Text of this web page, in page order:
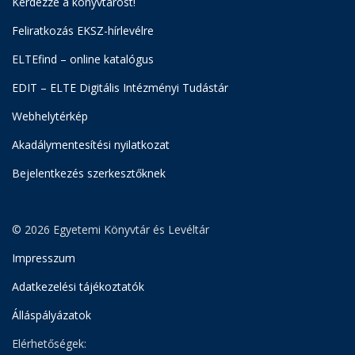
Feliratkozás EKSZ-hírlevélre
ELTEfind – online katalógus
EDIT – ELTE Digitális Intézményi Tudástár
Webhelytérkép
Akadálymentesítési nyilatkozat
Bejelentkezés szerkesztőknek
© 2026 Egyetemi Könyvtár és Levéltár
Impresszum
Adatkezelési tájékoztatók
Álláspályázatok
Elérhetőségek: